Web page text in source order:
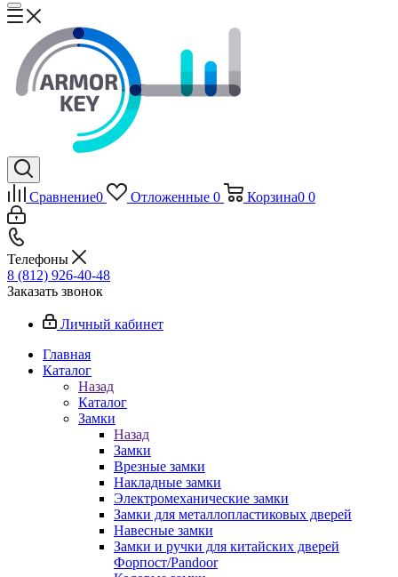
Сравнение0 Отложенные 0 Корзина0 0
Телефоны
8 (812) 926-40-48
Заказать звонок
Личный кабинет
Главная
Каталог
Назад
Каталог
Замки
Назад
Замки
Врезные замки
Накладные замки
Электромеханические замки
Замки для металлопластиковых дверей
Навесные замки
Замки и ручки для китайских дверей
Форпост/Раndoor